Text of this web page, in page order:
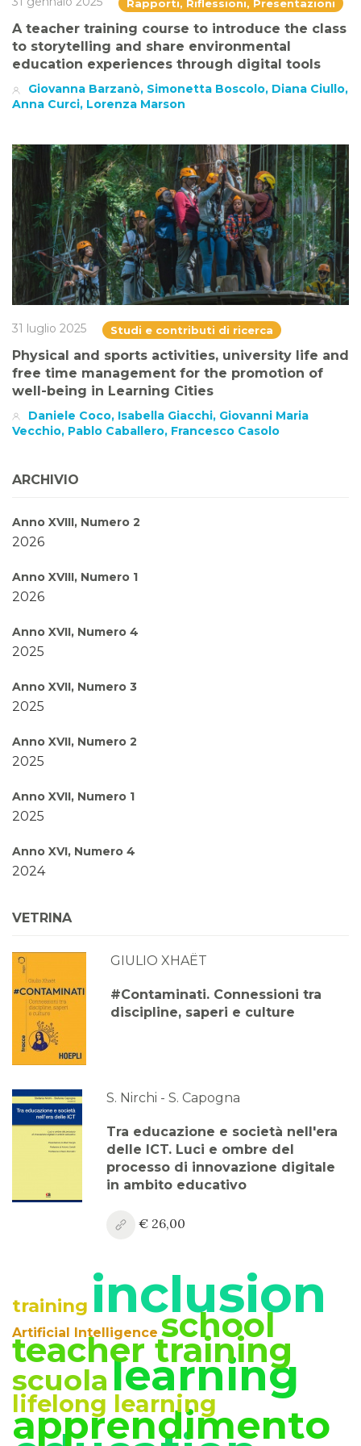
Rapporti, Riflessioni, Presentazioni
A teacher training course to introduce the class
to storytelling and share environmental
education experiences through digital tools
Giovanna Barzanò, Simonetta Boscolo, Diana Ciullo,
Anna Curci, Lorenza Marson
31 luglio 2025 Studi e contributi di ricerca
Physical and sports activities, university life and
free time management for the promotion of
well-being in Learning Cities
Daniele Coco, Isabella Giacchi, Giovanni Maria
Vecchio, Pablo Caballero, Francesco Casolo
ARCHIVIO
Anno XVIII, Numero 2
2026
Anno XVIII, Numero 1
2026
Anno XVII, Numero 4
2025
Anno XVII, Numero 3
2025
Anno XVII, Numero 2
2025
Anno XVII, Numero 1
2025
Anno XVI, Numero 4
2024
2024
Anno XVI, Numero 2
2024
Anno XVI, Numero 1
2024
2023
Anno XV, Numero 3
Anno XV, Numero 2
2023
Anno XV, Numero 1
2023 Vol. 1
Anno XIV, Numero 4
2022
Anno XIV, Numero 3
2022
VETRINA
GIULIO XHAËT
#Contaminati. Connessioni tra
discipline, saperi e culture
S. Nirchi - S. Capogna
Tra educazione e società nell'era
delle ICT. Luci e ombre del
processo di innovazione digitale
in ambito educativo
€ 26,00
training inclusion
Artificial Intelligence school
teacher training
scuolalearning
lifelong learning
apprendimento